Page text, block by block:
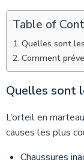
Table of
Quelles sont
Comment
Quelles sont
L’orteil en
causes les plus
Chaussures